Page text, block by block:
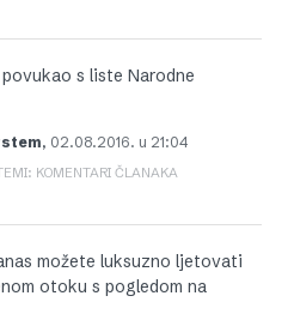
s liste Narodne
, 02.08.2016. u 21:04
KOMENTARI ČLANAKA
možete luksuzno ljetovati
otoku s pogledom na